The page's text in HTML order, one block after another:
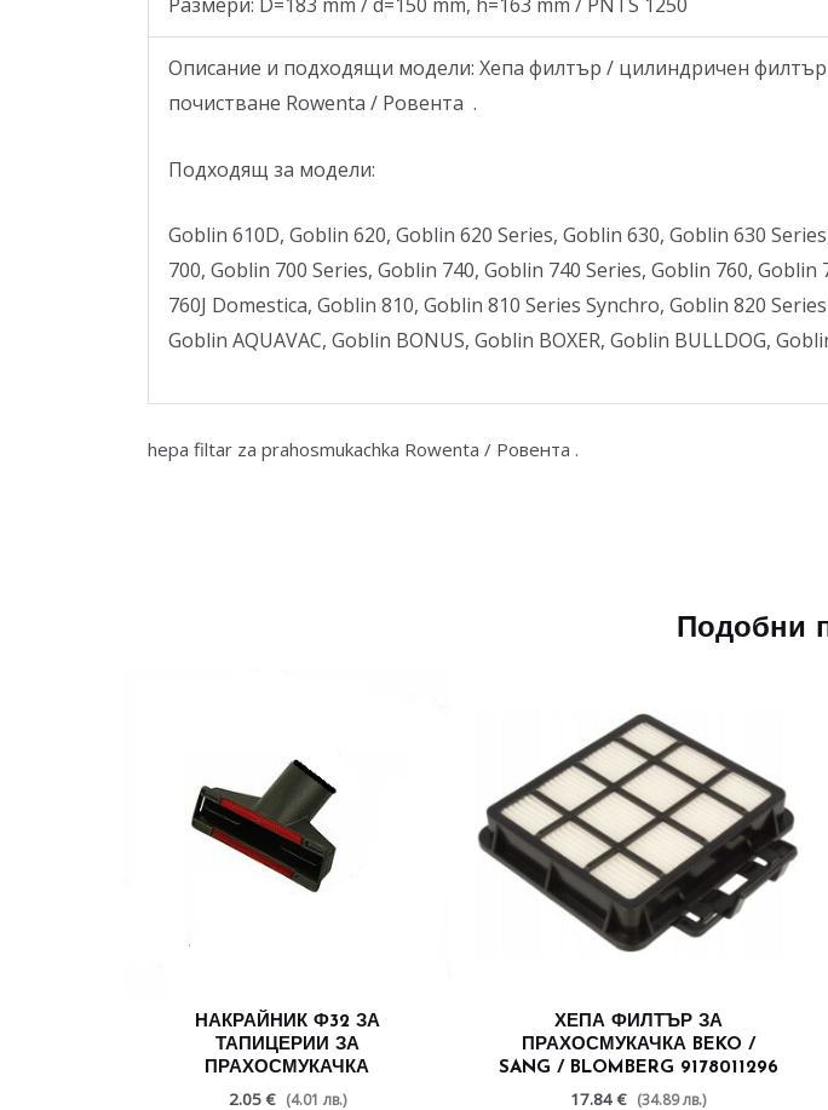
Описание и подходящи модели: Хепа филтър / цилиндричен
почистване Rowenta / Ровента .
Подходящ за модели:
Goblin 610D, Goblin 620, Goblin 620 Series, Goblin 630, Goblin 630
700, Goblin 700 Series, Goblin 740, Goblin 740 Series, Goblin 760,
760J Domestica, Goblin 810, Goblin 810 Series Synchro, Goblin 820
Goblin AQUAVAC, Goblin BONUS, Goblin BOXER, Goblin BULLDOG,
hepa filtar za prahosmukachka Rowenta / Ровента .
Подобни
НАКРАЙНИК Ф32 ЗА
ТАПИЦЕРИИ ЗА
ПРАХОСМУКАЧКА
2.05 € (4.01 лв.)
ХЕПА ФИЛТЪР ЗА
ПРАХОСМУКАЧКА BEKO /
SANG / BLOMBERG 9178011296
17.84 € (34.89 лв.)